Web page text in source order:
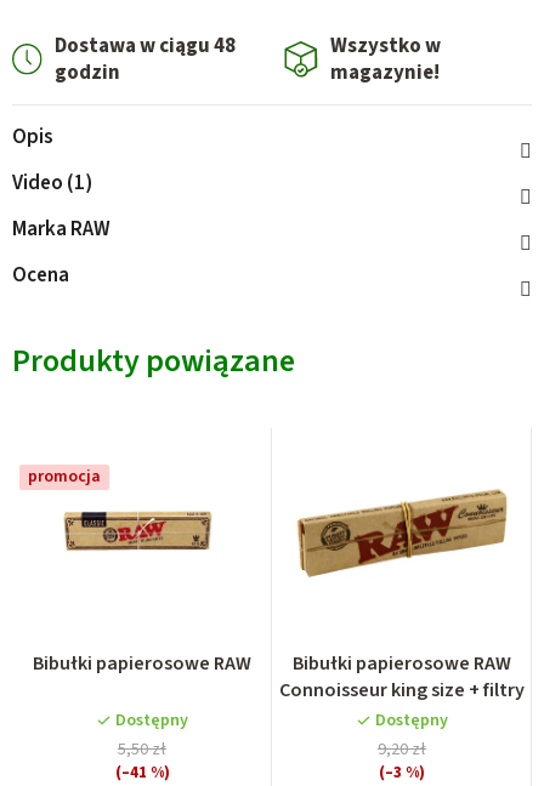
Dostawa w ciągu 48
godzin
Wszystko w
magazynie!
Opis
Video (1)
Marka RAW
Ocena
Produkty powiązane
promocja
Bibułki papierosowe RAW
Dostępny
5,50 zł
(–41 %)
Bibułki papierosowe RAW
Connoisseur king size + filtry
Dostępny
9,20 zł
(–3 %)